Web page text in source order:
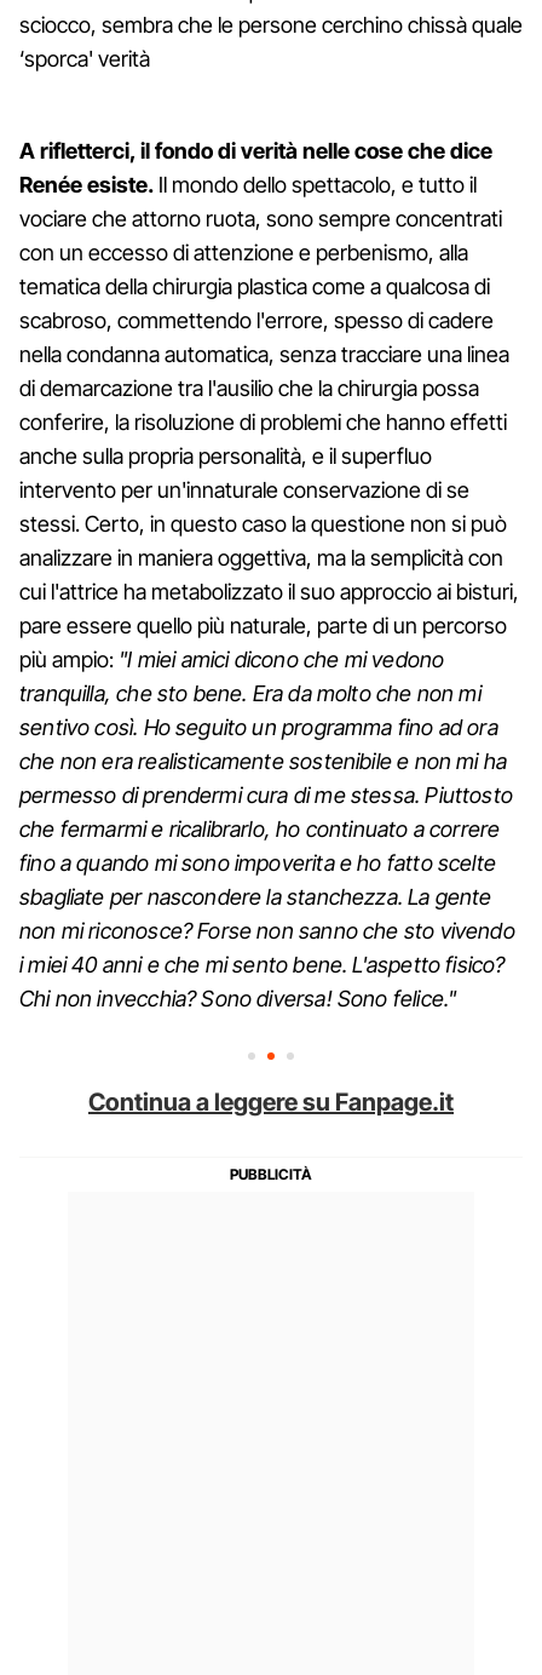
sciocco, sembra che le persone cerchino chissà quale
‘sporca' verità
A rifletterci, il fondo di verità nelle cose che dice
Renée esiste. Il mondo dello spettacolo, e tutto il
vociare che attorno ruota, sono sempre concentrati
con un eccesso di attenzione e perbenismo, alla
tematica della chirurgia plastica come a qualcosa di
scabroso, commettendo l'errore, spesso di cadere
nella condanna automatica, senza tracciare una linea
di demarcazione tra l'ausilio che la chirurgia possa
conferire, la risoluzione di problemi che hanno effetti
anche sulla propria personalità, e il superfluo
intervento per un'innaturale conservazione di se
stessi. Certo, in questo caso la questione non si può
analizzare in maniera oggettiva, ma la semplicità con
cui l'attrice ha metabolizzato il suo approccio ai bisturi,
pare essere quello più naturale, parte di un percorso
più ampio: "I miei amici dicono che mi vedono
tranquilla, che sto bene. Era da molto che non mi
sentivo così. Ho seguito un programma fino ad ora
che non era realisticamente sostenibile e non mi ha
permesso di prendermi cura di me stessa. Piuttosto
che fermarmi e ricalibrarlo, ho continuato a correre
fino a quando mi sono impoverita e ho fatto scelte
sbagliate per nascondere la stanchezza. La gente
non mi riconosce? Forse non sanno che sto vivendo
i miei 40 anni e che mi sento bene. L'aspetto fisico?
Chi non invecchia? Sono diversa! Sono felice."
Continua a leggere su Fanpage.it